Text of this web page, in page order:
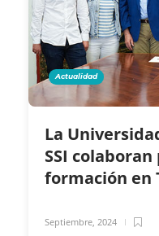
Actualidad
La
SSI
formación en
Septiembre, 2024